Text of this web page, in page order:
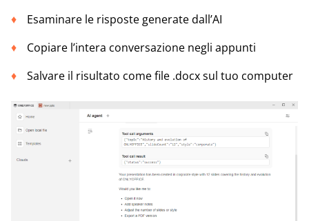
Esaminare le risposte generate dall’AI
Copiare l’intera conversazione negli appunti
Salvare il risultato come file .docx sul tuo computer